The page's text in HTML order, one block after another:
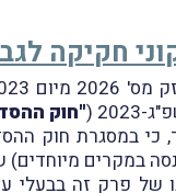
חקיקה
(
"חוק
כי במסגרת חוק
במקרים מיוחדים)